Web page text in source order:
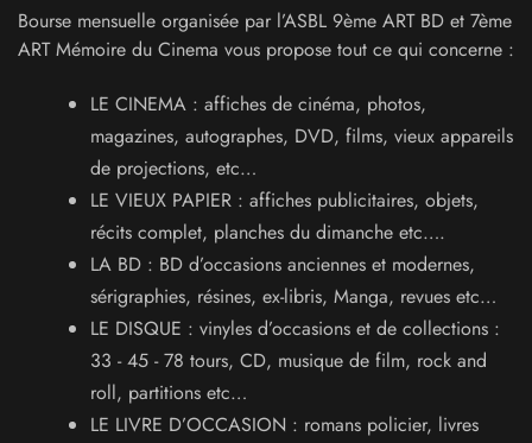
Bourse mensuelle organisée par l’ASBL 9ème ART BD et 7ème
ART Mémoire du Cinema vous propose tout ce qui concerne :
LE CINEMA : affiches de cinéma, photos,
magazines, autographes, DVD, films, vieux appareils
de projections, etc…
LE VIEUX PAPIER : affiches publicitaires, objets,
récits complet, planches du dimanche etc….
LA BD : BD d’occasions anciennes et modernes,
sérigraphies, résines, ex-libris, Manga, revues etc…
LE DISQUE : vinyles d’occasions et de collections :
33 - 45 - 78 tours, CD, musique de film, rock and
roll, partitions etc…
LE LIVRE D’OCCASION : romans policier, livres